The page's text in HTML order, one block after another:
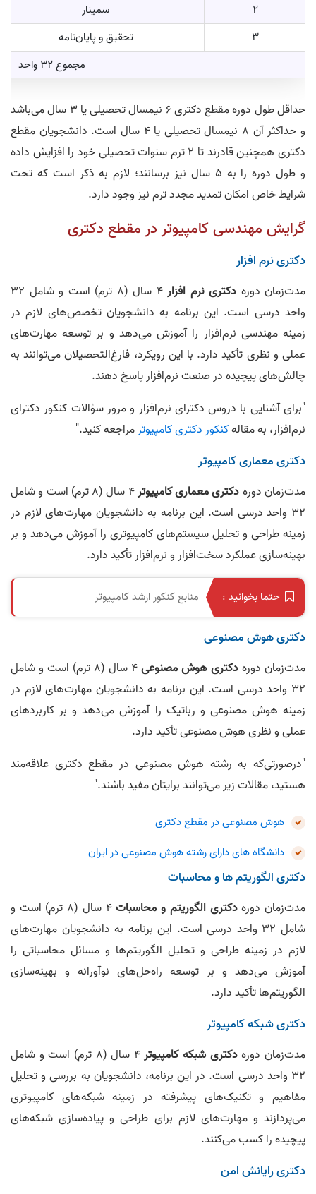
2
سمینار
3
تحقیق و پایان‌نامه
مجموع 32 واحد
حداقل طول دوره مقطع دکتری 6 نیمسال تحصیلی یا 3 سال می‌باشد
و حداکثر آن 8 نیمسال تحصیلی یا 4 سال است. دانشجویان مقطع
دکتری همچنین قادرند تا 2 ترم سنوات تحصیلی خود را افزایش داده
و طول دوره را به 5 سال نیز برسانند؛ لازم به ذکر است که تحت
شرایط خاص امکان تمدید مجدد ترم نیز وجود دارد.
گرایش مهندسی کامپیوتر در مقطع دکتری
دکتری نرم افزار
مدت‌زمان دوره دکتری نرم افزار
۴ سال (۸ ترم) است و شامل ۳۲
واحد درسی است. این برنامه به دانشجویان تخصص‌های لازم در
زمینه مهندسی نرم‌افزار را آموزش می‌دهد و بر توسعه مهارت‌های
عملی و نظری تأکید دارد. با این رویکرد، فارغ‌التحصیلان می‌توانند به
چالش‌های پیچیده در صنعت نرم‌افزار پاسخ دهند.
"برای آشنایی با دروس دکترای نرم‌افزار و مرور سؤالات کنکور دکترای
نرم‌افزار، به مقالهکنکور دکتری کامپیوترمراجعه کنید."
دکتری معماری کامپیوتر
مدت‌زمان دورهدکتری معماری کامپیوتر
۴ سال (۸ ترم) است و شامل
۳۲ واحد درسی است. این برنامه به دانشجویان مهارت‌های لازم در
زمینه طراحی و تحلیل سیستم‌های کامپیوتری را آموزش می‌دهد و بر
بهینه‌سازی عملکرد سخت‌افزار و نرم‌افزار تأکید دارد.
حتما بخوانید : منابع کنکور ارشد کامپیوتر
دکتری هوش مصنوعی
مدت‌زمان دورهدکتری هوش مصنوعی
۴ سال (۸ ترم) است و شامل
۳۲ واحد درسی است. این برنامه به دانشجویان مهارت‌های لازم در
زمینه هوش مصنوعی و رباتیک را آموزش می‌دهد و بر کاربردهای
عملی و نظری هوش مصنوعی تأکید دارد.
"درصورتی‌که به رشته هوش مصنوعی در مقطع دکتری علاقه‌مند
هستید، مقالات زیر می‌توانند برایتان مفید باشند."
هوش مصنوعی در مقطع دکتری
دانشگاه های دارای رشته هوش مصنوعی در ایران
دکتری الگوریتم ها و محاسبات
مدت‌زمان دورهدکتری الگوریتم و محاسبات
۴ سال (۸ ترم) است و
شامل ۳۲ واحد درسی است. این برنامه به دانشجویان مهارت‌های
لازم در زمینه طراحی و تحلیل الگوریتم‌ها و مسائل محاسباتی را
آموزش می‌دهد و بر توسعه راه‌حل‌های نوآورانه و بهینه‌سازی
الگوریتم‌ها تأکید دارد.
دکتری شبکه کامپیوتر
مدت‌زمان دورهدکتری شبکه کامپیوتر
۴ سال (۸ ترم) است و شامل
۳۲ واحد درسی است. در این برنامه، دانشجویان به بررسی و تحلیل
مفاهیم و تکنیک‌های پیشرفته در زمینه شبکه‌های کامپیوتری
می‌پردازند و مهارت‌های لازم برای طراحی و پیاده‌سازی شبکه‌های
پیچیده را کسب می‌کنند.
دکتری رایانش امن